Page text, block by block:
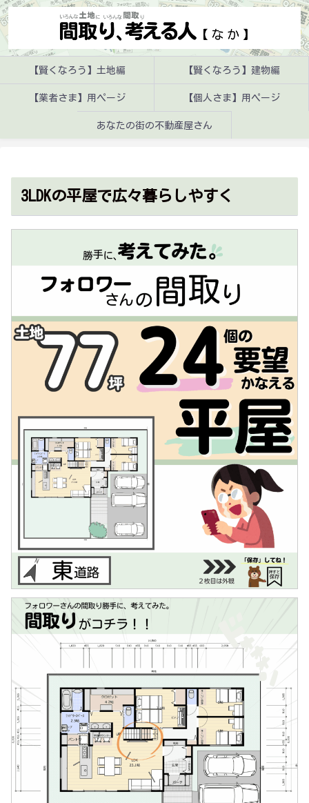
【賢くなろう】土地編 【賢くなろう】建物編
【業者さま】用ページ 【個人さま】用ページ
あなたの街の不動産屋さん
3LDKの平屋で広々暮らしやすく